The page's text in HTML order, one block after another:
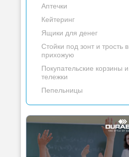
Аптечки
Кейтеринг
Ящики для денег
Стойки под зонт и трость в
прихожую
Покупательские корзины и
тележки
Пепельницы